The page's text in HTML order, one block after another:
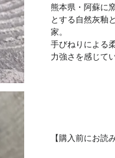
熊本県・阿蘇に
とする自然灰釉
家。
手びねりによる
力強さを感じて
【購入前にお読